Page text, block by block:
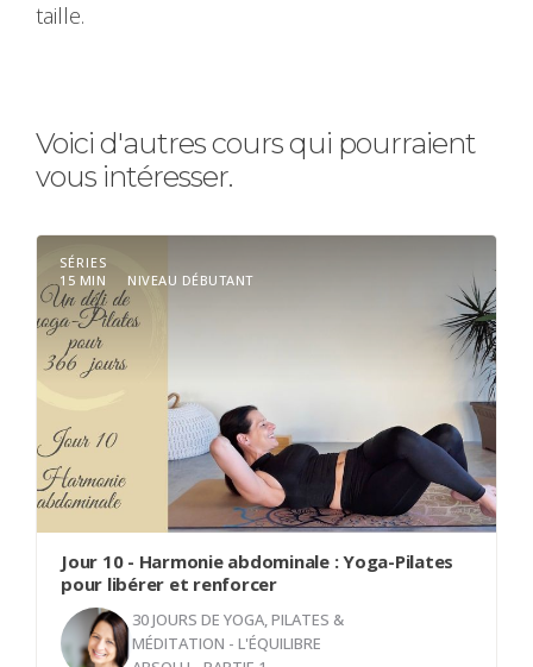
taille.
Voici d'autres cours qui pourraient
vous intéresser.
SÉRIES
15 MIN
NIVEAU DÉBUTANT
Jour 10 - Harmonie abdominale : Yoga-Pilates
pour libérer et renforcer
30 JOURS DE YOGA, PILATES &
MÉDITATION - L'ÉQUILIBRE